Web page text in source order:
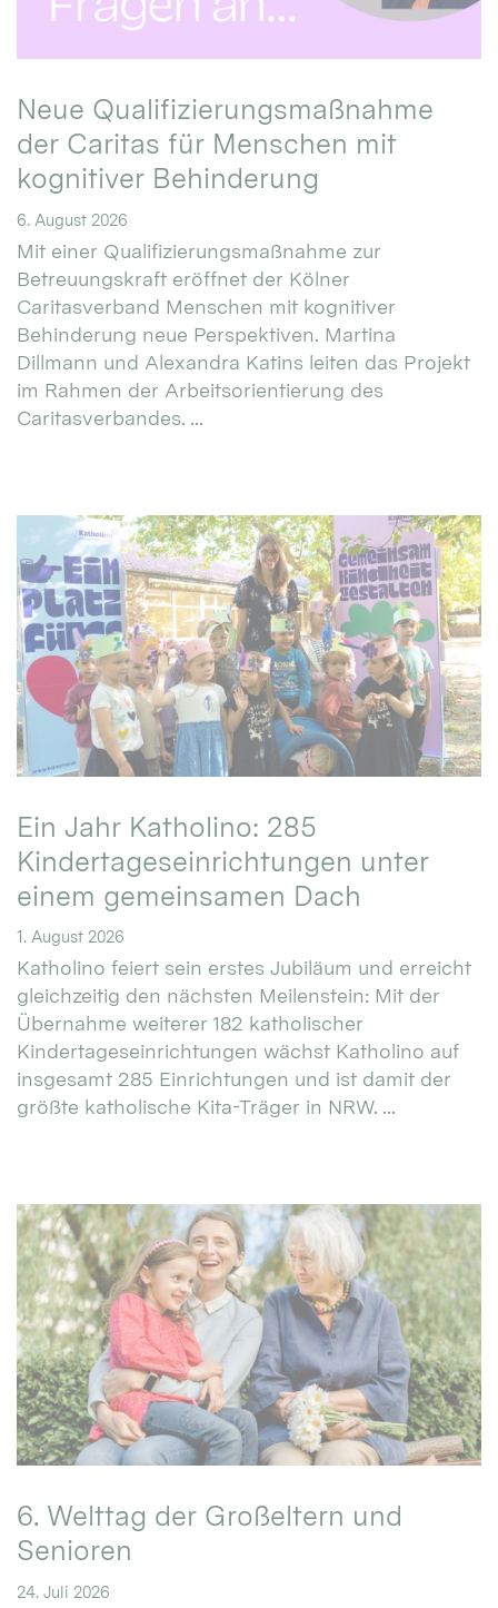
Neue Qualifizierungsmaßnahme
der Caritas für Menschen mit
kognitiver Behinderung
6. August 2026
Mit einer Qualifizierungsmaßnahme zur
Betreuungskraft eröffnet der Kölner
Caritasverband Menschen mit kognitiver
Behinderung neue Perspektiven. Martina
Dillmann und Alexandra Katins leiten das Projekt
im Rahmen der Arbeitsorientierung des
Caritasverbandes. ...
Ein Jahr Katholino: 285
Kindertageseinrichtungen unter
einem gemeinsamen Dach
1. August 2026
Katholino feiert sein erstes Jubiläum und erreicht
gleichzeitig den nächsten Meilenstein: Mit der
Übernahme weiterer 182 katholischer
Kindertageseinrichtungen wächst Katholino auf
insgesamt 285 Einrichtungen und ist damit der
größte katholische Kita-Träger in NRW. ...
6. Welttag der Großeltern und
Senioren
24. Juli 2026